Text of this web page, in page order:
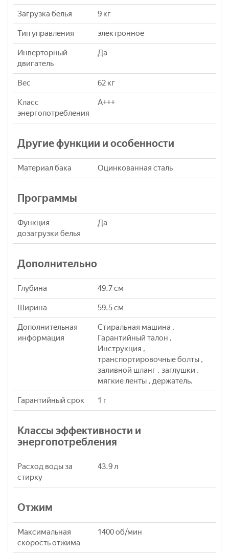
Загрузка белья 9 кг
Тип управления электронное
Инверторный
двигатель
Да
Вес 62 кг
Класс
энергопотребления
A+++
Другие функции и особенности
Материал бака Оцинкованная сталь
Программы
Функция
дозагрузки белья
Да
Дополнительно
Глубина 49.7 см
Ширина 59.5 см
Дополнительная
информация
Стиральная машина ,
Гарантийный талон ,
Инструкция ,
транспортировочные болты ,
заливной шланг , заглушки ,
мягкие ленты , держатель.
Гарантийный срок 1 г
Классы эффективности и
энергопотребления
Расход воды за
стирку
43.9 л
Отжим
Максимальная
скорость отжима
1400 об/мин